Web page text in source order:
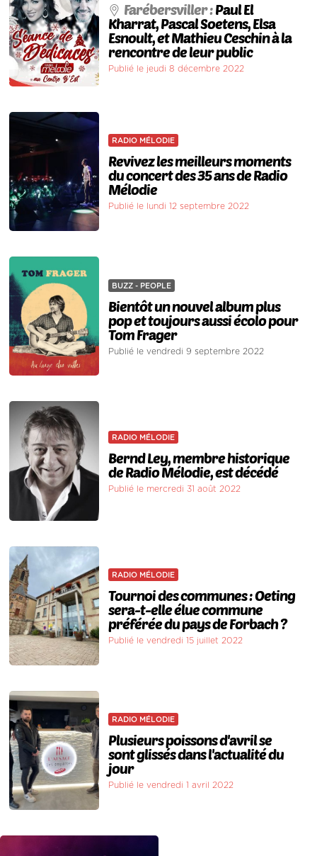
Farébersviller :Paul El
Kharrat, Pascal Soetens, Elsa
Esnoult, et Mathieu Ceschin à la
rencontre de leur public
Publié le jeudi 8 décembre 2022
RADIO MÉLODIE
Revivez les meilleurs moments
du concert des 35 ans de Radio
Mélodie
Publié le lundi 12 septembre 2022
BUZZ - PEOPLE
Bientôt un nouvel album plus
pop et toujours aussi écolo pour
Tom Frager
Publié le vendredi 9 septembre 2022
RADIO MÉLODIE
Bernd Ley, membre historique
de Radio Mélodie, est décédé
Publié le mercredi 31 août 2022
RADIO MÉLODIE
Tournoi des communes : Oeting
sera-t-elle élue commune
préférée du pays de Forbach ?
Publié le vendredi 15 juillet 2022
RADIO MÉLODIE
Plusieurs poissons d'avril se
sont glissés dans l'actualité du
jour
Publié le vendredi 1 avril 2022